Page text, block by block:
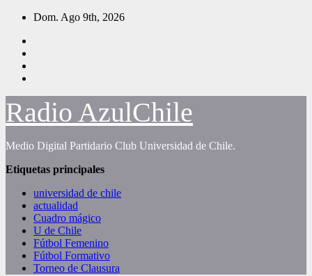
Saltar
contenido
Dom. Ago 9th, 2026
Radio AzulChile
Medio Digital Partidario Club Universidad de Chile.
Etiquetas principales
universidad de chile
actualidad
Cuadro mágico
U de Chile
Fútbol Femenino
Fútbol Formativo
Torneo de Clausura